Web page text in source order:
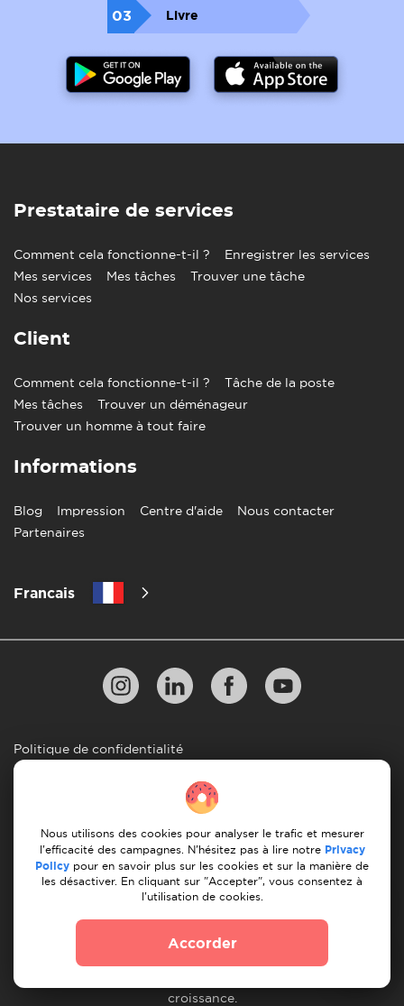
03 Livre
Prestataire de services
Comment cela fonctionne-t-il ?
Enregistrer les services
Mes services
Mes tâches
Trouver une tâche
Nos services
Client
Comment cela fonctionne-t-il ?
Tâche de la poste
Mes tâches
Trouver un déménageur
Trouver un homme à tout faire
Informations
Blog Impression Centre d'aide
Nous contacter
Partenaires
Francais
© 2026 Moovick. Nous utilisons des images de stock
provenant de diverses sources. Certains contenus peuvent
inclure des liens d'affiliation, ce qui n'affecte pas notre
croissance.
Politique de confidentialité
les 10 regles d'un demenagement reussi
Lignes directrices en matiere de paiement
Conditions générales d'utilisation
Annulation et remboursement
Nous utilisons des cookies pour analyser le trafic et mesurer
l'efficacité des campagnes. N'hésitez pas à lire notre Privacy
Policy pour en savoir plus sur les cookies et sur la manière de
les désactiver. En cliquant sur "Accepter", vous consentez à
l'utilisation de cookies.
Accorder